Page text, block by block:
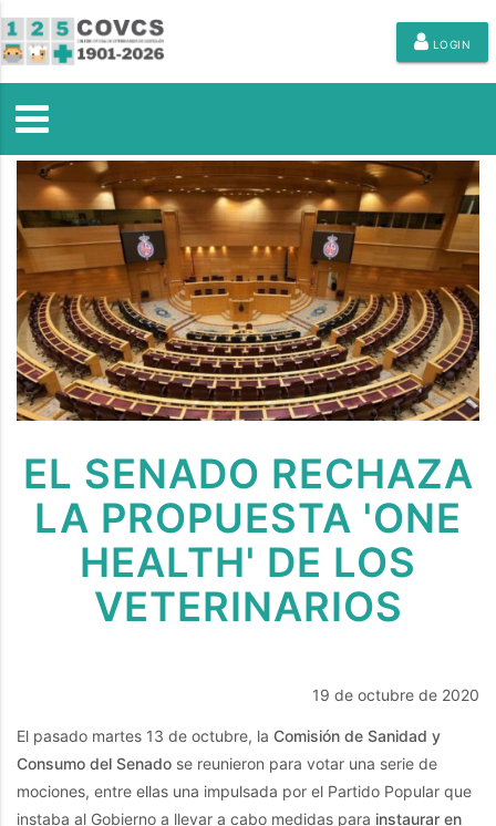
LOGIN
EL SENADO RECHAZA
LA PROPUESTA 'ONE
HEALTH' DE LOS
VETERINARIOS
19 de octubre de 2020
El pasado martes 13 de octubre, la Comisión de Sanidad y
Consumo del Senado se reunieron para votar una serie de
mociones, entre ellas una impulsada por el Partido Popular que
instaba al Gobierno a llevar a cabo medidas para instaurar en